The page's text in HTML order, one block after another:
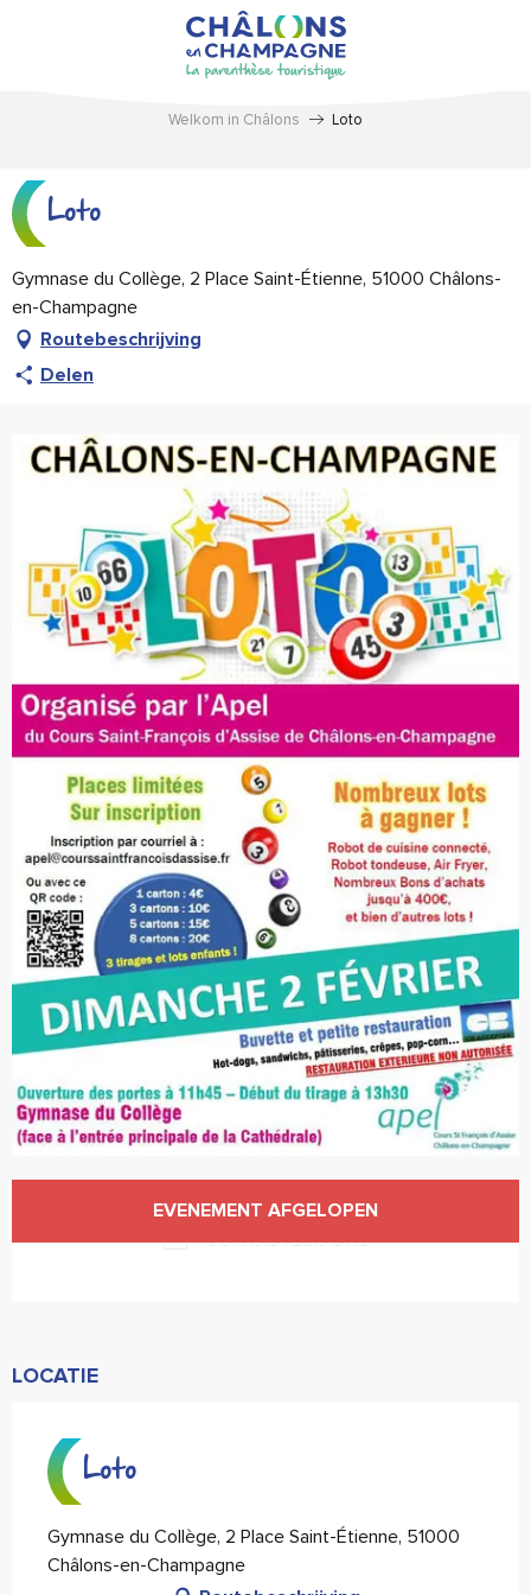
Welkom in Châlons Loto
Loto
Gymnase du Collège, 2 Place Saint-Étienne, 51000 Châlons-
en-Champagne
Routebeschrijving
Delen
EVENEMENT AFGELOPEN
CONTACTEER ONS
LOCATIE
Loto
Gymnase du Collège, 2 Place Saint-Étienne, 51000
Châlons-en-Champagne